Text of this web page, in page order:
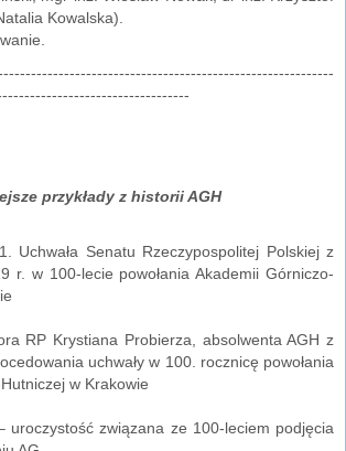
Kowalska).
przykłady z historii AGH
Uchwała Senatu Rzeczypospolitej Polskiej z
r. w 100-lecie powołania Akademii Górniczo-
RP Krystiana Probierza, absolwenta AGH z
uchwały w 100. rocznicę powołania
w Krakowie
uroczystość związana ze 100-leciem podjęcia